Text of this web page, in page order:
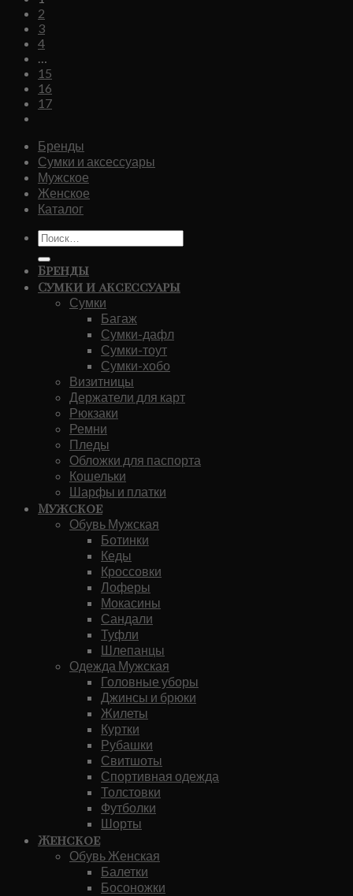
2
3
4
…
15
16
17
Бренды
Сумки и аксессуары
Мужское
Женское
Каталог
Искать:
Бренды
Сумки и аксессуары
Сумки
Багаж
Сумки-дафл
Сумки-тоут
Сумки-хобо
Визитницы
Держатели для карт
Рюкзаки
Ремни
Пледы
Обложки для паспорта
Кошельки
Шарфы и платки
Мужское
Обувь Мужская
Ботинки
Кеды
Кроссовки
Лоферы
Мокасины
Сандали
Туфли
Шлепанцы
Одежда Мужская
Головные уборы
Джинсы и брюки
Жилеты
Куртки
Рубашки
Свитшоты
Спортивная одежда
Толстовки
Футболки
Шорты
Женское
Обувь Женская
Балетки
Босоножки